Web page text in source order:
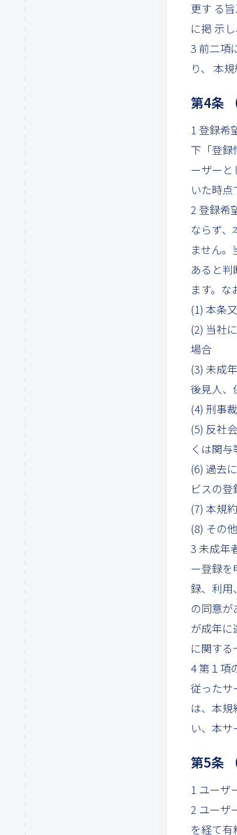
更す る
に掲 示
3 前二項
り、 本
第4条
1 登録希
下「登録
ーザー
いた時点
2 登録希
ならず
ません
あると
ます。な
(1) 本条
(2) 当社
場合
(3) 未成
後見人、
(4) 刑事
(5) 反社
くは関
(6) 過去
ビスの
(7) 本規
(8) その
3 未成年
ー登録
録、利用
の同意
が成年に
に関する
4 第１項
従ったサ
は、本
い、本サ
第5条
1 ユーザ
2 ユーザ
を経て